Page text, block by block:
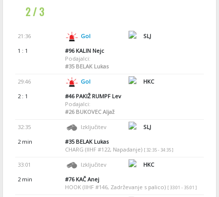
2 / 3
21:36 Gol
SLJ
1 : 1
#96KALIN Nejc
Podajalci:
#35BELAK Lukas
29:46 Gol
HKC
2 : 1
#46PAKIŽ RUMPF Lev
Podajalci:
#26BUKOVEC Aljaž
32:35 Izključitev
SLJ
2 min
#35BELAK Lukas
CHARG (IIHF #122, Napadanje) [ 32:35 - 34:35 ]
33:01 Izključitev
HKC
2 min
#76KAČ Anej
HOOK (IIHF #146, Zadrževanje s palico) [ 33:01 - 35:01 ]